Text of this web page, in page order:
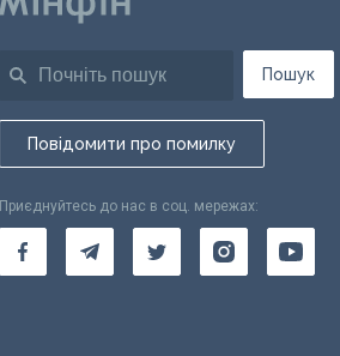
Пошук
Повідомити про помилку
Приєднуйтесь до нас в соц. мережах: